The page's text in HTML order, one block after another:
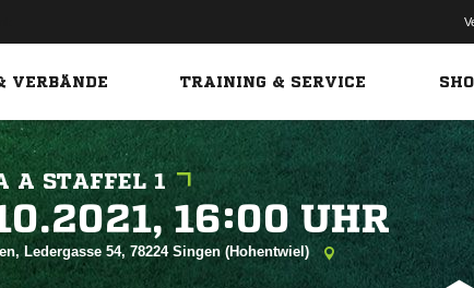
VERBÄNDE TRAINING & SERVICE
A STAFFEL 1
  
Ledergasse 54, 78224 Singen (Hohentwiel)